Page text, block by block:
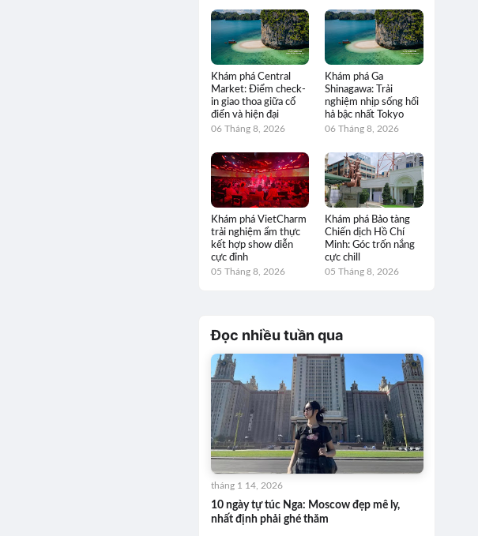
Khám phá Central
Market: Điểm check-
in giao thoa giữa cổ
điển và hiện đại
06 Tháng 8, 2026
Khám phá Ga
Shinagawa: Trải
nghiệm nhịp sống hối
hả bậc nhất Tokyo
06 Tháng 8, 2026
Khám phá VietCharm
trải nghiệm ẩm thực
kết hợp show diễn
cực đỉnh
05 Tháng 8, 2026
Khám phá Bảo tàng
Chiến dịch Hồ Chí
Minh: Góc trốn nắng
cực chill
05 Tháng 8, 2026
Đọc nhiều tuần qua
10 ngày tự túc Nga: Moscow đẹp mê ly,
nhất định phải ghé thăm
tháng 1 14, 2026